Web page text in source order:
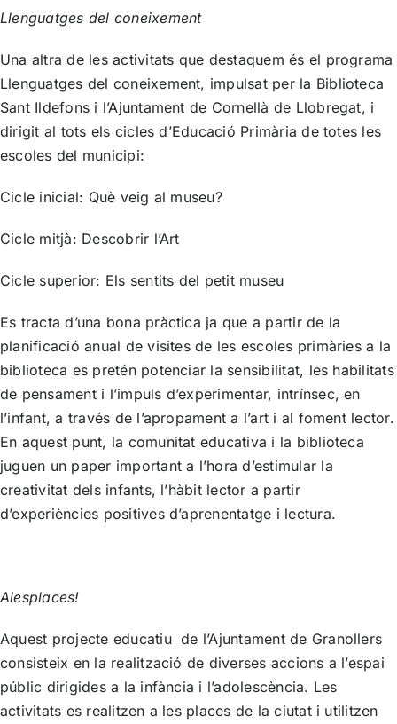
Llenguatges del coneixement
Una altra de les activitats que destaquem és el programa
Llenguatges del coneixement, impulsat per la Biblioteca
Sant Ildefons i l’Ajuntament de Cornellà de Llobregat, i
dirigit al tots els cicles d’Educació Primària de totes les
escoles del municipi:
Cicle inicial: Què veig al museu?
Cicle mitjà: Descobrir l’Art
Cicle superior: Els sentits del petit museu
Es tracta d’una bona pràctica ja que a partir de la
planificació anual de visites de les escoles primàries a la
biblioteca es pretén potenciar la sensibilitat, les habilitats
de pensament i l’impuls d’experimentar, intrínsec, en
l’infant, a través de l’apropament a l’art i al foment lector.
En aquest punt, la comunitat educativa i la biblioteca
juguen un paper important a l’hora d’estimular la
creativitat dels infants, l’hàbit lector a partir
d’experiències positives d’aprenentatge i lectura.
Alesplaces!
Aquest projecte educatiu de l’Ajuntament de Granollers
consisteix en la realització de diverses accions a l’espai
públic dirigides a la infància i l’adolescència. Les
activitats es realitzen a les places de la ciutat i utilitzen